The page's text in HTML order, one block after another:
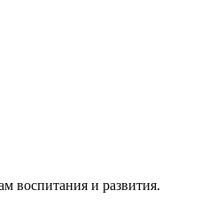
воспитания и развития.